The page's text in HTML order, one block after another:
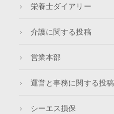
栄養士ダイアリー
介護に関する投稿
営業本部
運営と事務に関する投稿
シーエス損保